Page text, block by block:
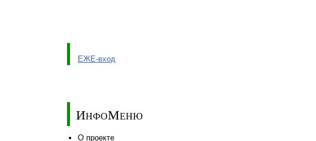
ЕЖЕ-вход
ИнфоМеню
О проекте